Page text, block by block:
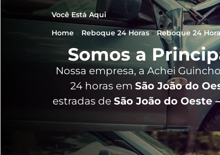
Você Está Aqui
Home
Reboque 24 Horas»Reboque 24
Somos a
Nossa empresa, aAchei Guincho
24 horas em São João do
estradas de São João do Oeste